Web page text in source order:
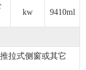
kw 9410ml
拉式侧窗或其它